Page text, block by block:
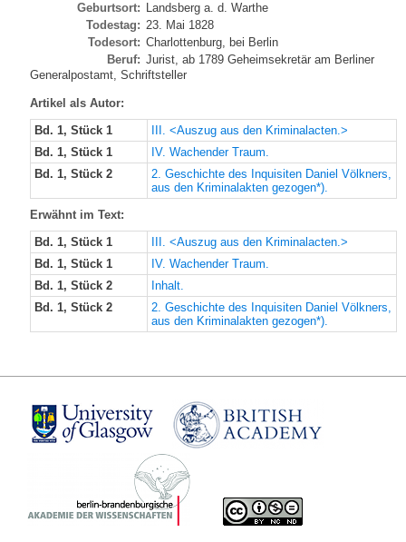
Geburtsort: Landsberg a. d. Warthe
Todestag: 23. Mai 1828
Todesort: Charlottenburg, bei Berlin
Beruf: Jurist, ab 1789 Geheimsekretär am Berliner
Generalpostamt, Schriftsteller
Artikel als Autor:
Bd. 1, Stück 1
III. <Auszug aus den Kriminalacten.>
Bd. 1, Stück 1
IV. Wachender Traum.
Bd. 1, Stück 2
2. Geschichte des Inquisiten Daniel Völkners,
aus den Kriminalakten gezogen*).
Erwähnt im Text:
Bd. 1, Stück 1
III. <Auszug aus den Kriminalacten.>
Bd. 1, Stück 1
IV. Wachender Traum.
Bd. 1, Stück 2
Inhalt.
Bd. 1, Stück 2
2. Geschichte des Inquisiten Daniel Völkners,
aus den Kriminalakten gezogen*).